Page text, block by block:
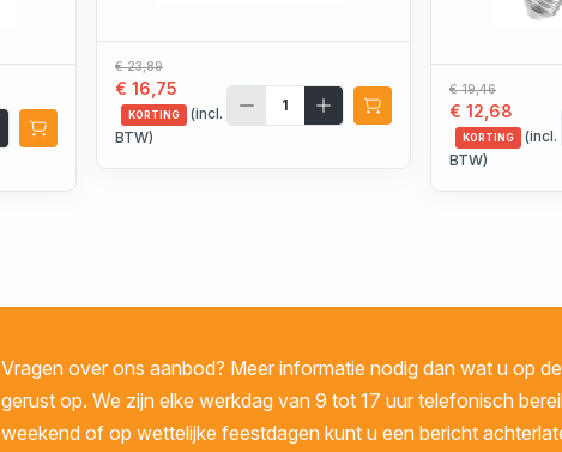
€ 23,89
€ 16,75
KORTING
(incl.
BTW)
€ 19,46
€ 12,68
KORTING
(incl.
BTW)
Vragen over ons aanbod? Meer informatie nodig dan wat u op
gerust op. We zijn elke werkdag van 9 tot 17 uur telefonisch
weekend of op wettelijke feestdagen kunt u een bericht